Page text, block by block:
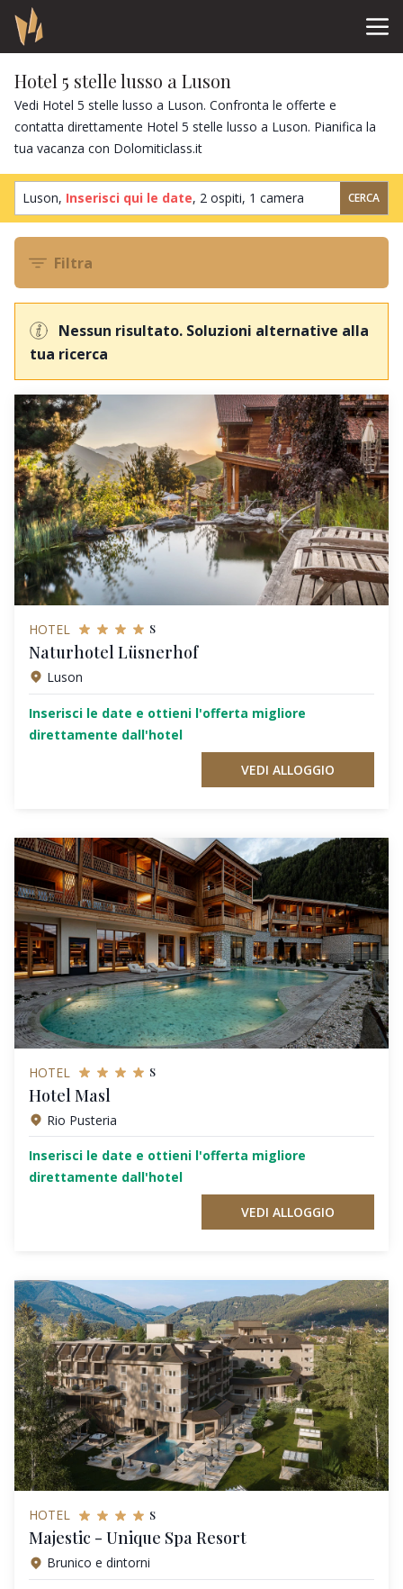
Hotel 5 stelle lusso a Luson
Vedi Hotel 5 stelle lusso a Luson. Confronta le offerte e
contatta direttamente Hotel 5 stelle lusso a Luson. Pianifica la
tua vacanza con Dolomiticlass.it
Luson, Inserisci qui le date, 2 ospiti, 1 camera CERCA
Filtra
Nessun risultato. Soluzioni alternative alla
tua ricerca
HOTEL s
Naturhotel Lüsnerhof
Luson
Inserisci le date e ottieni l'offerta migliore
direttamente dall'hotel
VEDI ALLOGGIO
HOTEL s
Hotel Masl
Rio Pusteria
Inserisci le date e ottieni l'offerta migliore
direttamente dall'hotel
VEDI ALLOGGIO
HOTEL s
Majestic - Unique Spa Resort
Brunico e dintorni